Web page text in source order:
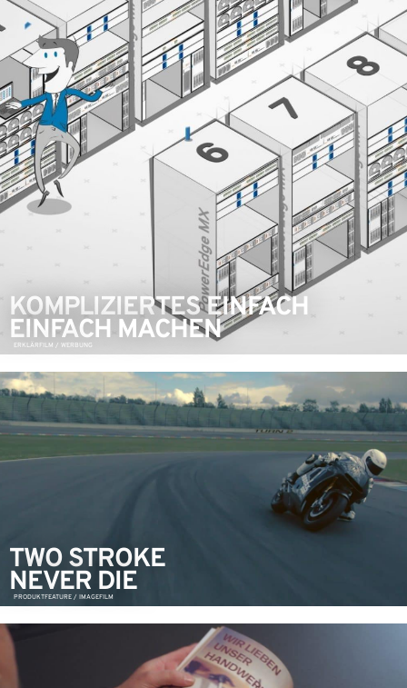
KOMPLIZIERTES EINFACH
EINFACH MACHEN
ERKLÄRFILM / WERBUNG
TWO STROKE
NEVER DIE
PRODUKTFEATURE / IMAGEFILM